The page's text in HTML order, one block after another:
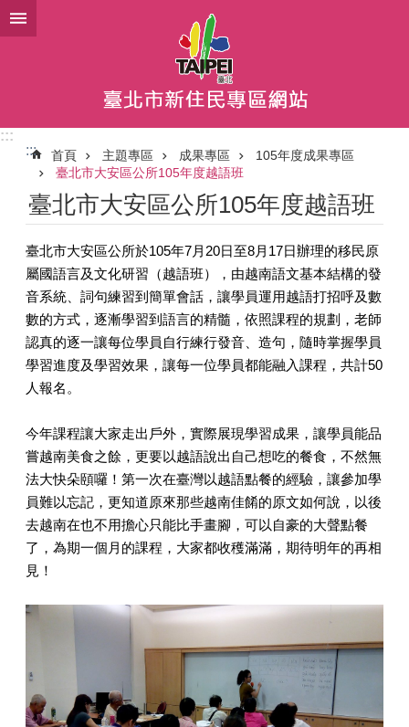
跳到主要內容區塊
:::
:::
首頁 主題專區 成果專區
105年度成果專區
臺北市大安區公所105年度越語班
臺北市大安區公所105年度越語班
臺北市大安區公所於105年7月20日至8月17日辦理的移民原
屬國語言及文化研習（越語班），由越南語文基本結構的發
音系統、詞句練習到簡單會話，讓學員運用越語打招呼及數
數的方式，逐漸學習到語言的精髓，依照課程的規劃，老師
認真的逐一讓每位學員自行練行發音、造句，隨時掌握學員
學習進度及學習效果，讓每一位學員都能融入課程，共計50
人報名。
今年課程讓大家走出戶外，實際展現學習成果，讓學員能品
嘗越南美食之餘，更要以越語說出自己想吃的餐食，不然無
法大快朵頤囉！第一次在臺灣以越語點餐的經驗，讓參加學
員難以忘記，更知道原來那些越南佳餚的原文如何說，以後
去越南在也不用擔心只能比手畫腳，可以自豪的大聲點餐
了，為期一個月的課程，大家都收穫滿滿，期待明年的再相
見！